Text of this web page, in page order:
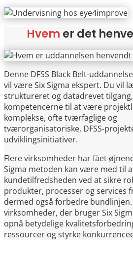
Hvem er det
Denne DFSS Black Belt-
vil være Six Sigma ekspert. Du vil
struktureret og datadrevet
kompetencerne til at være
komplekse, ofte tværfaglige og
tværorganisatoriske, DFSS-
udviklingsinitiativer.
Flere virksomheder har fået
Sigma metoden kan være med til
kundetilfredsheden ved at sikre
produkter, processer og services
dermed også forbedre
virksomheder, der bruger Six
opnå betydelige
ressourcer og styrke